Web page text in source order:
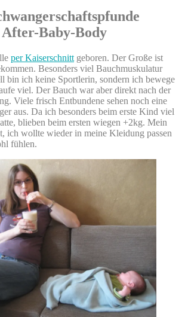
Baby-Body
per Kaiserschnitt geboren. Der Große ist
Besonders viel Bauchmuskulatur
bin ich keine Sportlerin, sondern ich bewege
viel. Der Bauch war aber direkt nach der
Viele frisch Entbundene sehen noch eine
aus. Da ich besonders beim erste Kind viel
blieben beim ersten wiegen +2kg. Mein
ich wollte wieder in meine Kleidung passen
fühlen.